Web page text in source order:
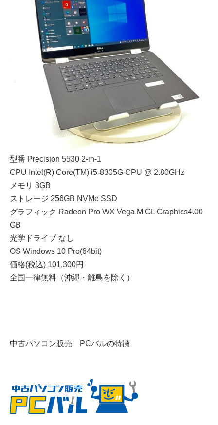
型番 Precision 5530 2-in-1
CPU Intel(R) Core(TM) i5-8305G CPU @ 2.80GHz
メモリ 8GB
ストレージ 256GB NVMe SSD
グラフィック Radeon Pro WX Vega M GL Graphics4.00
GB
光学ドライブ なし
OS Windows 10 Pro(64bit)
価格(税込) 101,300円
全国一律無料（沖縄・離島を除く）
中古パソコン販売 PCバルの特徴